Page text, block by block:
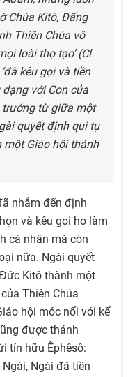
Chúa Kitô, Ðấng
Thiên Chúa vô
loài thọ tạo’ (Cl
kêu gọi và tiền
với Con của
trưởng từ giữa một
quyết định qui tụ
Giáo hội thánh
nhắm đến định
và kêu gọi họ làm
cá nhân mà còn
nữa. Ngài quyết
Kitô thành một
Thiên Chúa
hội móc nối với kế
được thánh
tín hữu Êphêsô:
Ngài đã tiền